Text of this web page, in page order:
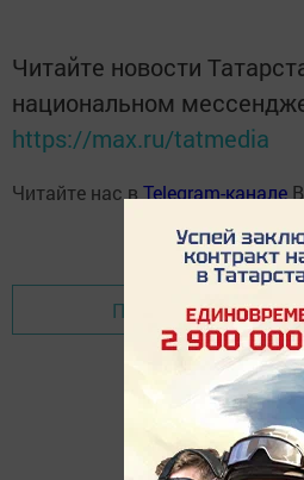
Читайте новости
национальном
https://max.ru/tatmedia
Читайте нас в Telegram-канале
Перейти на страницу